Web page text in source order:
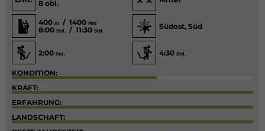
8 obl.
400 m / 1400 Hm
8:00 Std. / 11:30 Std.
Südost, Süd
2:00 Std. 4:30 Std.
KONDITION:
KRAFT:
ERFAHRUNG:
LANDSCHAFT: